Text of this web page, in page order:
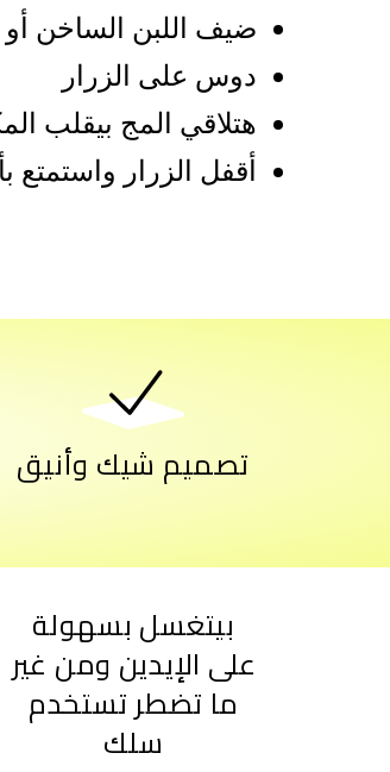
ضيف اللبن الساخن أو
دوس على الزرار
هتلاقي المج بيقلب
أقفل الزرار واستمتع
تصميم شيك وأنيق
بيتغسل بسهولة
على الإيدين ومن غير
ما تضطر تستخدم
سلك